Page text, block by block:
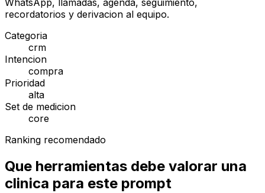
WhatsApp, llamadas, agenda, seguimiento,
recordatorios y derivacion al equipo.
Categoria
crm
Intencion
compra
Prioridad
alta
Set de medicion
core
Ranking recomendado
Que herramientas debe valorar una
clinica para este prompt